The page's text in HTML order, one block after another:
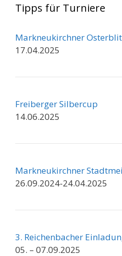
Tipps für Turniere
Markneukirchner
17.04.2025
Freiberger Silbercup
14.06.2025
Markneukirchner
26.09.2024-24.04.2025
3. Reichenbacher
05. – 07.09.2025